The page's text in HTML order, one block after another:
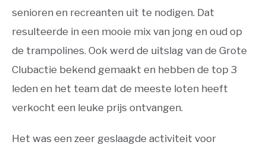
senioren en recreanten uit te nodigen. Dat
resulteerde in een mooie mix van jong en oud op
de trampolines. Ook werd de uitslag van de Grote
Clubactie bekend gemaakt en hebben de top 3
leden en het team dat de meeste loten heeft
verkocht een leuke prijs ontvangen.
Het was een zeer geslaagde activiteit voor